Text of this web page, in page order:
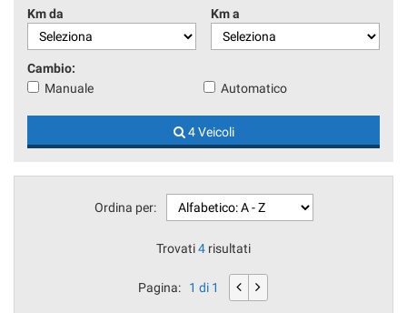
Km da Km a
Cambio:
Manuale
Automatico
4 Veicoli
Ordina per:
Trovati4 risultati
Pagina: 1 di 1